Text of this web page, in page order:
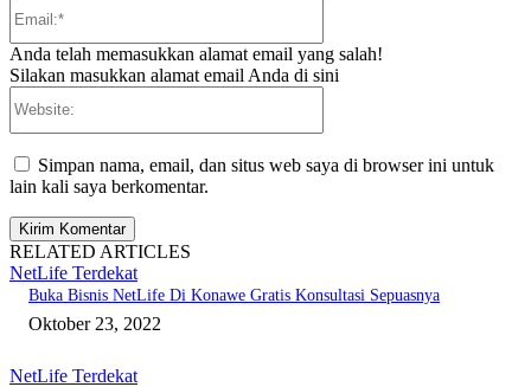
Anda telah memasukkan alamat email yang salah!
Silakan masukkan alamat email Anda di sini
Simpan nama, email, dan situs web saya di browser ini untuk
lain kali saya berkomentar.
RELATED ARTICLES
NetLife Terdekat
Buka Bisnis NetLife Di Konawe Gratis Konsultasi Sepuasnya
Oktober 23, 2022
NetLife Terdekat